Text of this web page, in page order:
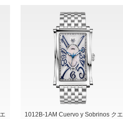
1012B-1AM Cuervo y Sobrinos クエ